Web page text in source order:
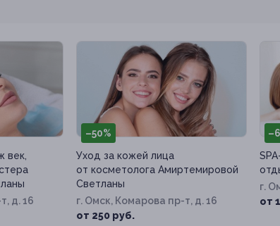
век,
д. 16
–50%
Уход за кожей лица
от косметолога Амиртемировой
Светланы
г. Омск, Комарова пр-т, д. 16
от 250 руб.
г.
от